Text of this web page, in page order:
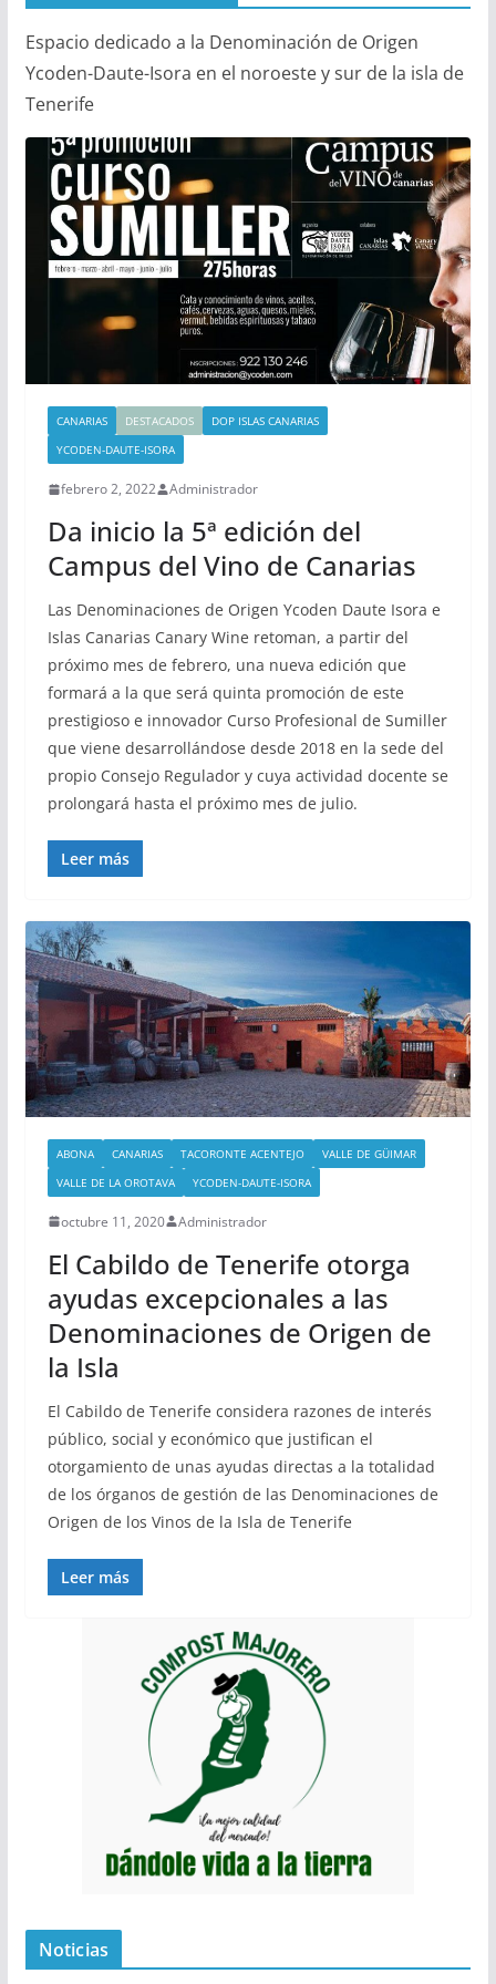
Espacio dedicado a la Denominación de Origen
Ycoden-Daute-Isora en el noroeste y sur de la isla de
Tenerife
CANARIAS DESTACADOS
DOP ISLAS CANARIAS
YCODEN-DAUTE-ISORA
febrero 2, 2022 Administrador
Da inicio la 5ª edición del
Campus del Vino de Canarias
Las Denominaciones de Origen Ycoden Daute Isora e
Islas Canarias Canary Wine retoman, a partir del
próximo mes de febrero, una nueva edición que
formará a la que será quinta promoción de este
prestigioso e innovador Curso Profesional de Sumiller
que viene desarrollándose desde 2018 en la sede del
propio Consejo Regulador y cuya actividad docente se
prolongará hasta el próximo mes de julio.
Leer más
ABONA CANARIAS TACORONTE ACENTEJO
VALLE DE GÜIMAR
VALLE DE LA OROTAVA
YCODEN-DAUTE-ISORA
octubre 11, 2020 Administrador
El Cabildo de Tenerife otorga
ayudas excepcionales a las
Denominaciones de Origen de
la Isla
El Cabildo de Tenerife considera razones de interés
público, social y económico que justifican el
otorgamiento de unas ayudas directas a la totalidad
de los órganos de gestión de las Denominaciones de
Origen de los Vinos de la Isla de Tenerife
Leer más
Noticias